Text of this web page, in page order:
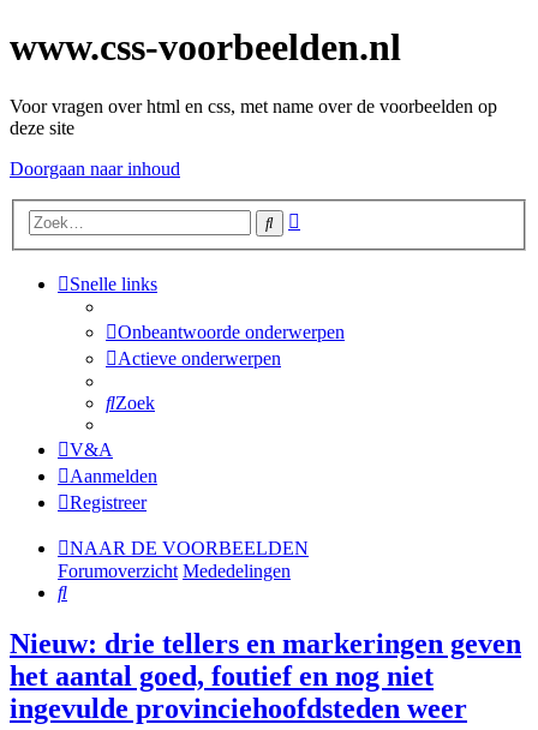
www.css-voorbeelden.nl
Voor vragen over html en css, met name over de voorbeelden op
deze site
Doorgaan naar inhoud
Zoek
Snelle links
Onbeantwoorde onderwerpen
Actieve onderwerpen
Zoek
V&A
Aanmelden
Registreer
NAAR DE VOORBEELDEN
Forumoverzicht Mededelingen
Zoek
Nieuw: drie tellers en markeringen geven
het aantal goed, foutief en nog niet
ingevulde provinciehoofdsteden weer